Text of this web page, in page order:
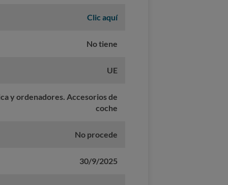
Clic aquí
No tiene
UE
y ordenadores. Accesorios de
coche
No procede
30/9/2025